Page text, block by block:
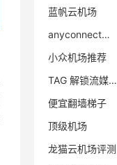
蓝帆云机场
anyconnect梯子
小众机场推荐
TAG 解锁流媒体
便宜翻墙梯子
顶级机场
龙猫云机场评测